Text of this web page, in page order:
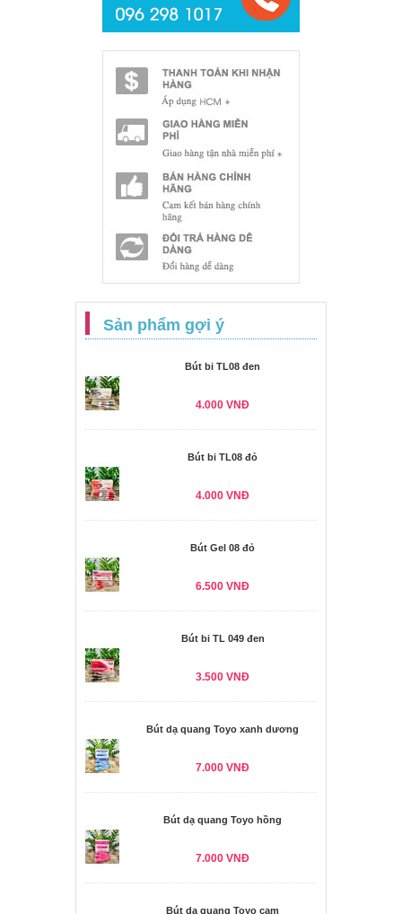
Sản phẩm gợi ý
Bút bi TL08 đen
4.000 VNĐ
Bút bi TL08 đỏ
4.000 VNĐ
Bút Gel 08 đỏ
6.500 VNĐ
Bút bi TL 049 đen
3.500 VNĐ
Bút dạ quang Toyo xanh dương
7.000 VNĐ
Bút dạ quang Toyo hồng
7.000 VNĐ
Bút dạ quang Toyo cam